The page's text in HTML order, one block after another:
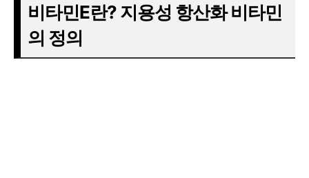
비타민E란? 지용성 항산화 비타민
의 정의